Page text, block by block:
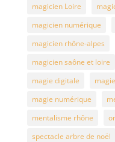
magicien Loire
magicien numérique
magicien rhône-alpes
magicien saône et loire
magie digitale
magie numérique
mentalisme rhône
spectacle arbre de noël